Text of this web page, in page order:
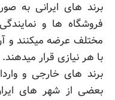
برند های ایرانی به
فروشگاه ها و
مختلف عرضه میکنند و
با هر نیازی قرار میدهند.
برند های خارجی و
بعضی از شهر های